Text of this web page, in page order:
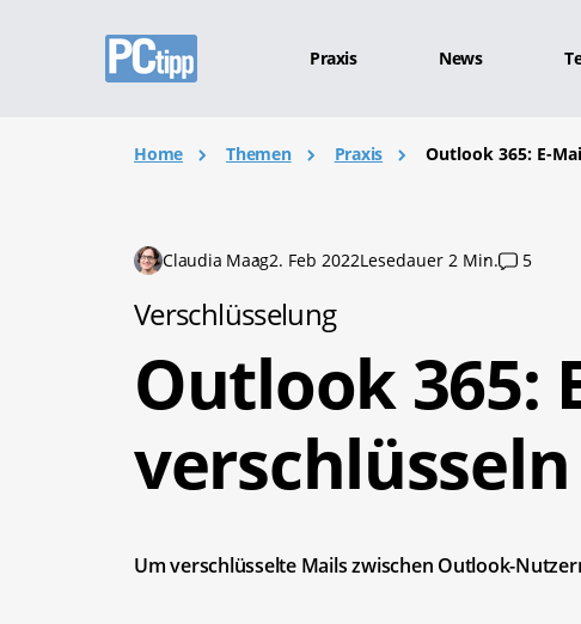
Praxis News
Home Themen Praxis Outlook 365: E-
Claudia Maag2. Feb 2022Lesedauer 2 Min. 5
Verschlüsselung
Outlook 365:
Um verschlüsselte Mails zwischen Outlook-